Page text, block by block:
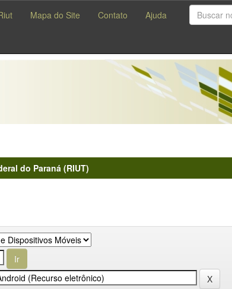
Mapa do Site Contato Ajuda
do Paraná (RIUT)